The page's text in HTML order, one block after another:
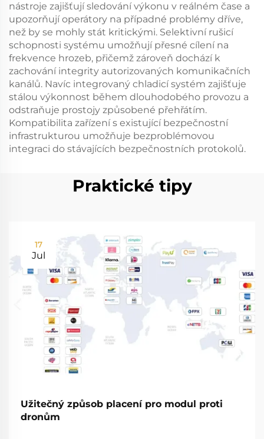
nástroje zajišťují sledování výkonu v reálném čase a
upozorňují operátory na případné problémy dříve,
než by se mohly stát kritickými. Selektivní rušicí
schopnosti systému umožňují přesné cílení na
frekvence hrozeb, přičemž zároveň dochází k
zachování integrity autorizovaných komunikačních
kanálů. Navíc integrovaný chladicí systém zajišťuje
stálou výkonnost během dlouhodobého provozu a
odstraňuje prostojy způsobené přehřátím.
Kompatibilita zařízení s existující bezpečnostní
infrastrukturou umožňuje bezproblémovou
integraci do stávajících bezpečnostních protokolů.
Praktické tipy
17
Jul
Užitečný způsob placení pro modul proti
dronům